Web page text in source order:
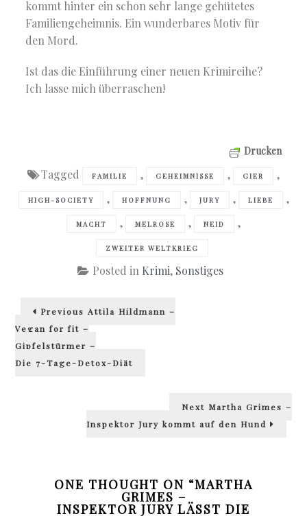
kommt hinter ein schon sehr lange gehütetes
Familiengeheimnis. Ein wunderbares Motiv für
den Mord.
Ist das die Einführung einer neuen Krimireihe?
Ich lasse mich überraschen!
Drucken
Tagged FAMILIE , GEHEIMNISSE , GIER ,
HIGH-SOCIETY , HOFFNUNG , JURY , LIEBE ,
MACHT , MELROSE , NEID ,
ZWEITER WELTKRIEG
Posted in Krimi, Sonstiges
Beitragsnavigation
Previous
Previous
Attila Hildmann –
Vegan for fit –
Gipfelstürmer –
Die 7-Tage-Detox-Diät
Next Next
Martha Grimes –
Inspektor Jury kommt auf den Hund
ONE THOUGHT ON “MARTHA
GRIMES –
INSPEKTOR JURY LÄSST DIE